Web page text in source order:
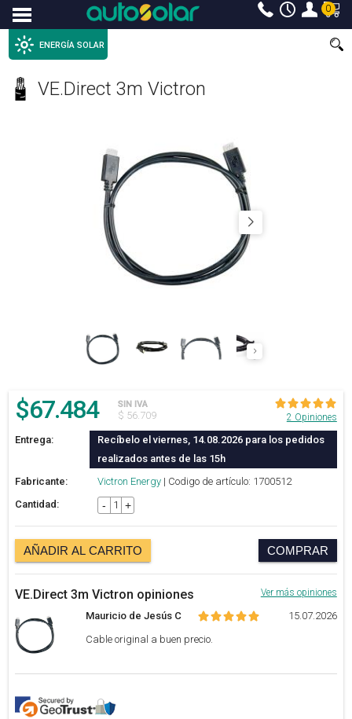
Menu 0
ENERGÍA SOLAR
VE.Direct 3m Victron
$67.484 SIN IVA
$ 56.709 2 Opiniones
Entrega:
Recíbelo el viernes, 14.08.2026 para los pedidos
realizados antes de las 15h
Fabricante:
Victron Energy | Codigo de artículo: 1700512
Cantidad:
- +
AÑADIR AL CARRITO COMPRAR
VE.Direct 3m Victron opiniones Ver más opiniones
Mauricio de Jesús C
15.07.2026
Cable original a buen precio.